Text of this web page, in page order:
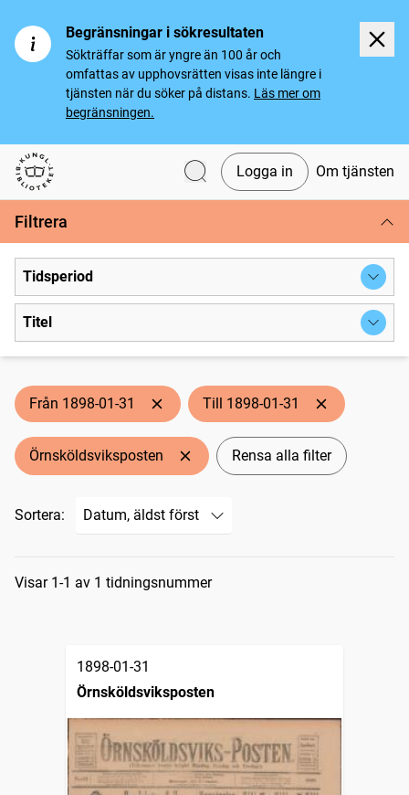
Begränsningar i sökresultaten
Sökträffar som är yngre än 100 år och
omfattas av upphovsrätten visas inte längre i
tjänsten när du söker på distans. Läs mer om
begränsningen.
Svenska tidningar
Logga in Om tjänsten
Filtrera
Tidsperiod
Titel
Från 1898-01-31 Till 1898-01-31
Örnsköldsviksposten Rensa alla filter
Sortera:
Sökresultat
Visar 1-1 av 1 tidningsnummer
1898-01-31
Örnsköldsviksposten